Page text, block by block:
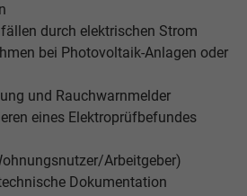
durch elektrischen Strom
bei Photovoltaik-Anlagen oder
und Rauchwarnmelder
eines Elektroprüfbefundes
Arbeitgeber)
Dokumentation